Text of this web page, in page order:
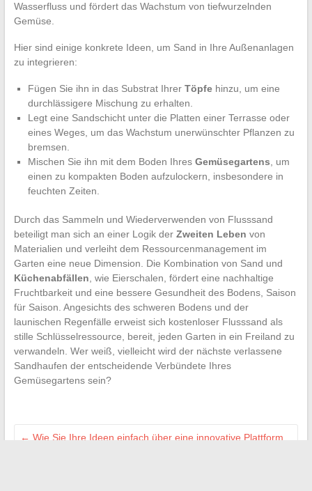
Wasserfluss und fördert das Wachstum von tiefwurzelnden
Gemüse.
Hier sind einige konkrete Ideen, um Sand in Ihre Außenanlagen
zu integrieren:
Fügen Sie ihn in das Substrat Ihrer Töpfehinzu, um eine
durchlässigere Mischung zu erhalten.
Legt eine Sandschicht unter die Platten einer Terrasse oder
eines Weges, um das Wachstum unerwünschter Pflanzen zu
bremsen.
Mischen Sie ihn mit dem Boden Ihres Gemüsegartens , um
einen zu kompakten Boden aufzulockern, insbesondere in
feuchten Zeiten.
Durch das Sammeln und Wiederverwenden von Flusssand
beteiligt man sich an einer Logik der Zweiten Leben von
Materialien und verleiht dem Ressourcenmanagement im
Garten eine neue Dimension. Die Kombination von Sand und
Küchenabfällen , wie Eierschalen, fördert eine nachhaltige
Fruchtbarkeit und eine bessere Gesundheit des Bodens, Saison
für Saison. Angesichts des schweren Bodens und der
launischen Regenfälle erweist sich kostenloser Flusssand als
stille Schlüsselressource, bereit, jeden Garten in ein Freiland zu
verwandeln. Wer weiß, vielleicht wird der nächste verlassene
Sandhaufen der entscheidende Verbündete Ihres
Gemüsegartens sein?
← Wie Sie Ihre Ideen einfach über eine innovative Plattform